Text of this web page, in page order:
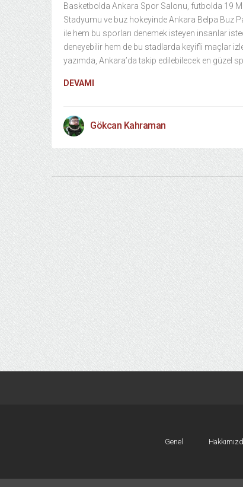
Basketbolda Ankara Spor Salonu, futbolda 19
Stadyumu ve buz hokeyinde Ankara Belpa Buz
ile hem bu sporları denemek isteyen insanlar
deneyebilir hem de bu stadlarda keyifli maçlar
yazımda, Ankara’da takip edilebilecek en güzel
DEVAMI
Gökcan Kahraman
Genel